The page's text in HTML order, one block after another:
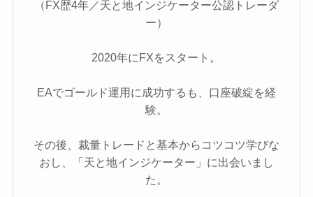
（FX歴4年／天と地インジケーター公認トレーダ
ー）
2020年にFXをスタート。
EAでゴールド運用に成功するも、口座破綻を経
験。
その後、裁量トレードと基本からコツコツ学びな
おし、「天と地インジケーター」に出会いまし
た。